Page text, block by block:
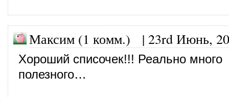
Максим (1 комм.) | 23rd Июнь,
Хороший списочек!!! Реально много
полезного…